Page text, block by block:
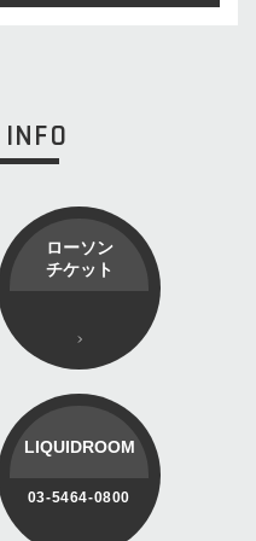
ローソン
チケット
LIQUIDROOM
03-5464-0800